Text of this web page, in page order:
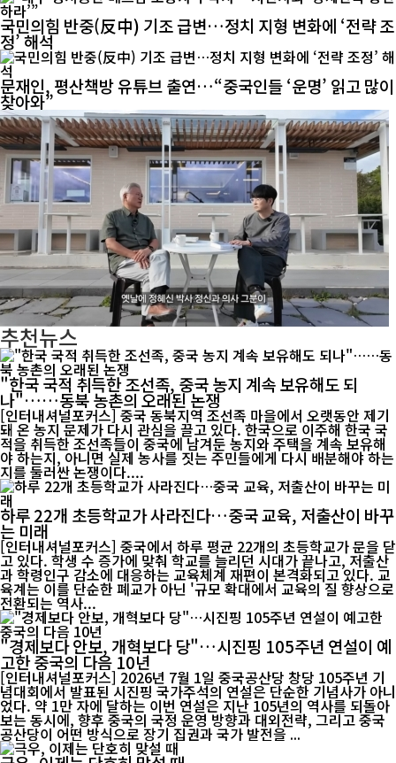
국민의힘 반중(反中) 기조 급변…정치 지형 변화에 ‘전략 조
정’ 해석
문재인, 평산책방 유튜브 출연…“중국인들 ‘운명’ 읽고 많이
찾아와”
추천뉴스
"한국 국적 취득한 조선족, 중국 농지 계속 보유해도 되
나"……동북 농촌의 오래된 논쟁
[인터내셔널포커스] 중국 동북지역 조선족 마을에서 오랫동안 제기
돼 온 농지 문제가 다시 관심을 끌고 있다. 한국으로 이주해 한국 국
적을 취득한 조선족들이 중국에 남겨둔 농지와 주택을 계속 보유해
야 하는지, 아니면 실제 농사를 짓는 주민들에게 다시 배분해야 하는
지를 둘러싼 논쟁이다....
하루 22개 초등학교가 사라진다…중국 교육, 저출산이 바꾸
는 미래
[인터내셔널포커스] 중국에서 하루 평균 22개의 초등학교가 문을 닫
고 있다. 학생 수 증가에 맞춰 학교를 늘리던 시대가 끝나고, 저출산
과 학령인구 감소에 대응하는 교육체계 재편이 본격화되고 있다. 교
육계는 이를 단순한 폐교가 아닌 '규모 확대에서 교육의 질 향상으로
전환되는 역사...
"경제보다 안보, 개혁보다 당"…시진핑 105주년 연설이 예
고한 중국의 다음 10년
[인터내셔널포커스] 2026년 7월 1일 중국공산당 창당 105주년 기
념대회에서 발표된 시진핑 국가주석의 연설은 단순한 기념사가 아니
었다. 약 1만 자에 달하는 이번 연설은 지난 105년의 역사를 되돌아
보는 동시에, 향후 중국의 국정 운영 방향과 대외전략, 그리고 중국
공산당이 어떤 방식으로 장기 집권과 국가 발전을 ...